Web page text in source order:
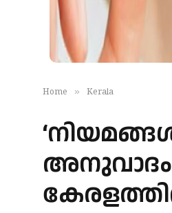
Home » Kerala
അനുവാദം